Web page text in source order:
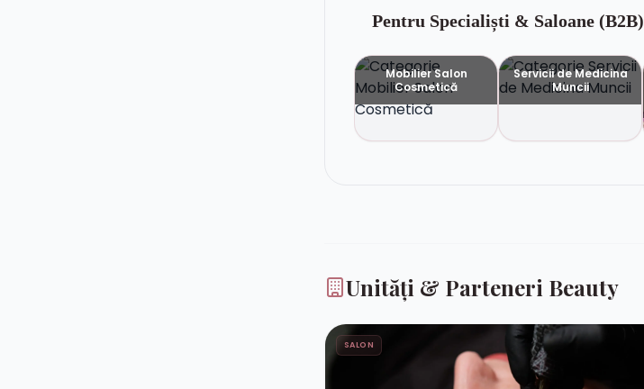
Pentru Specialiști & Saloane (B2B)
Mobilier Salon
Cosmetică
Servicii de Medicina
Muncii
Unități & Parteneri Beauty
SALON